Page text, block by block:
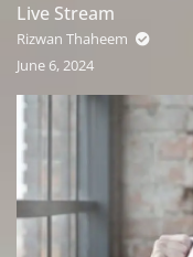
Live Stream
Rizwan Thaheem
June 6, 2024